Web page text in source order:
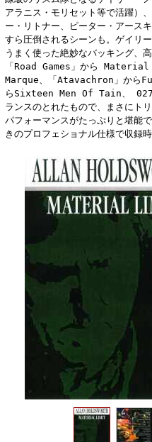
アラニス・モリセット等で活躍）
ー・リトナー、ピーター・アース
すら圧倒されるシーンも。ゲイリ
うまく使った絶妙なバッキング、
「Road Games」から
Marque、「Atavachron」か
らSixteen Men Of Tain、
ランスのとれたもので、まさにト
パフォーマンスがたっぷりと堪能
きのプロフェショナル仕様で収録